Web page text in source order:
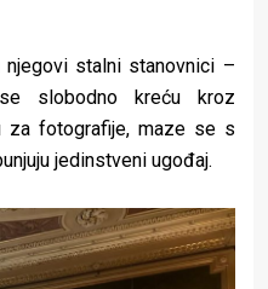
njegovi stalni stanovnici –
slobodno kreću kroz
za fotografije, maze se s
jedinstveni ugođaj.